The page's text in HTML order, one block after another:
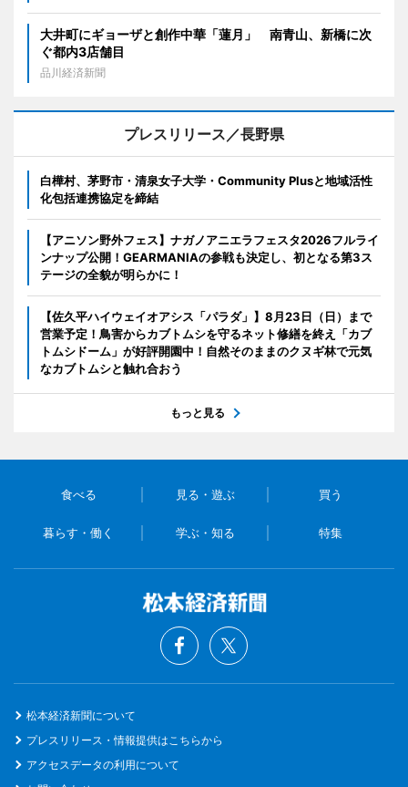
大井町にギョーザと創作中華「蓮月」 南青山、新橋に次
ぐ都内3店舗目
品川経済新聞
プレスリリース／長野県
白樺村、茅野市・清泉女子大学・Community Plusと地域活性
化包括連携協定を締結
【アニソン野外フェス】ナガノアニエラフェスタ2026フルライ
ンナップ公開！GEARMANIAの参戦も決定し、初となる第3ス
テージの全貌が明らかに！
【佐久平ハイウェイオアシス「パラダ」】8月23日（日）まで
営業予定！鳥害からカブトムシを守るネット修繕を終え「カブ
トムシドーム」が好評開園中！自然そのままのクヌギ林で元気
なカブトムシと触れ合おう
もっと見る
食べる 見る・遊ぶ 買う
暮らす・働く 学ぶ・知る 特集
松本経済新聞について
プレスリリース・情報提供はこちらから
アクセスデータの利用について